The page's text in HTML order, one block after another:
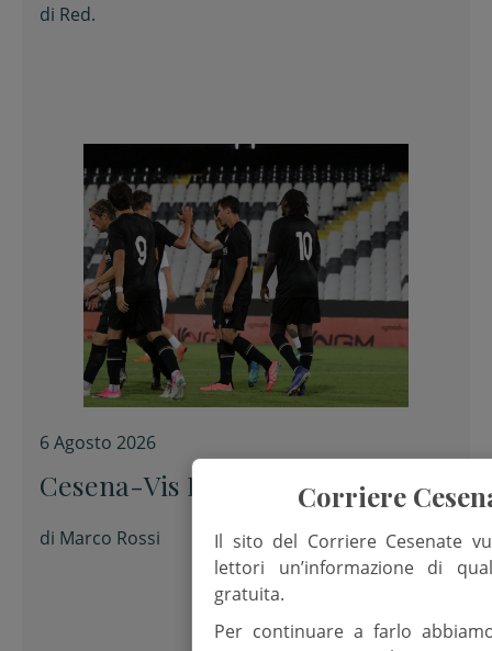
di Red.
6 Agosto 2026
Cesena-Vis Pesaro 3-0
di Marco Rossi
Corriere
Il sito del Corriere Cesenate
lettori un’informazione di
gratuita.
Per continuare a farlo